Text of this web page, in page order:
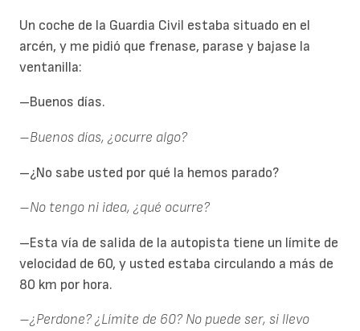
Un coche de la Guardia Civil estaba situado en el
arcén, y me pidió que frenase, parase y bajase la
ventanilla:
–Buenos días.
–Buenos días, ¿ocurre algo?
–¿No sabe usted por qué la hemos parado?
–No tengo ni idea, ¿qué ocurre?
–Esta vía de salida de la autopista tiene un límite de
velocidad de 60, y usted estaba circulando a más de
80 km por hora.
–¿Perdone? ¿Límite de 60? No puede ser, si llevo